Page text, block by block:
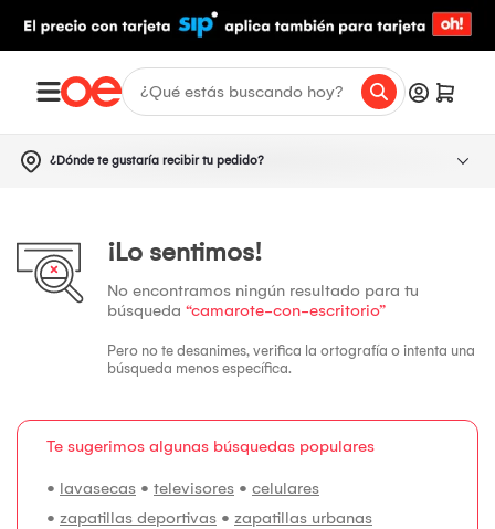
¿Dónde te gustaría recibir tu pedido?
¡Lo sentimos!
No encontramos ningún resultado para tu
búsqueda “camarote-con-escritorio”
Pero no te desanimes, verifica la ortografía o intenta una
búsqueda menos específica.
Te sugerimos algunas búsquedas populares
• lavasecas • televisores • celulares
• zapatillas deportivas • zapatillas urbanas